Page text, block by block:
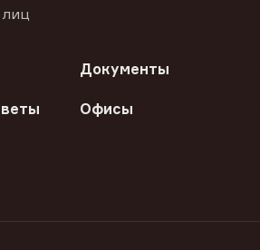
Документы
Офисы